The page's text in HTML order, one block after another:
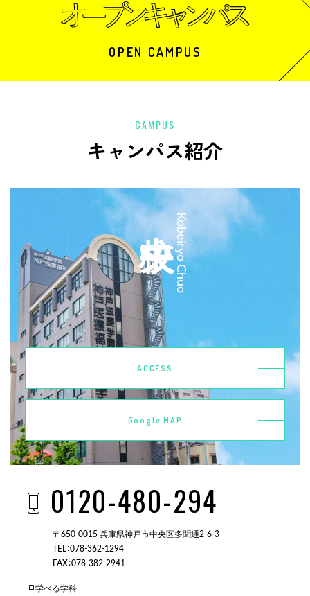
OPEN CAMPUS
CAMPUS
キャンパス紹介
Kobeiryo Chuo
ACCESS
Google MAP
0120-480-294
〒650-0015 兵庫県神戸市中央区多聞通2-6-3
TEL：078-362-1294
FAX：078-382-2941
学べる学科